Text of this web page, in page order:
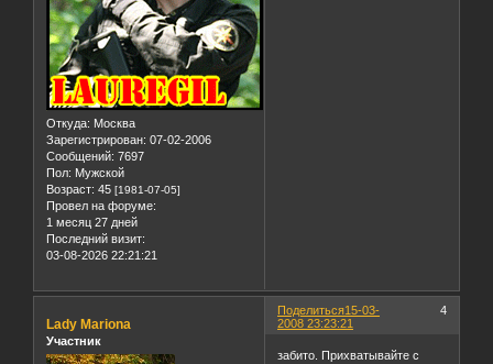
Откуда: Москва
Зарегистрирован: 07-02-2006
Сообщений: 7697
Пол: Мужской
Возраст: 45 [1981-07-05]
Провел на форуме:
1 месяц 27 дней
Последний визит:
03-08-2026 22:21:21
Поделиться 4
15-03-
2008 23:23:21
Lady Mariona
Участник
забито. Прихватывайте с